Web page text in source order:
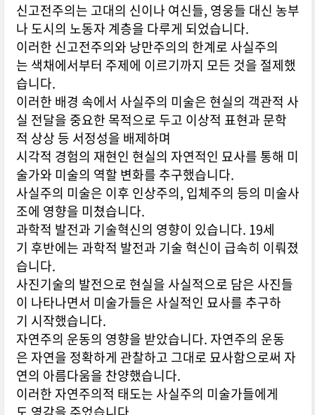
신고전주의는 고대의 신이나 여신들, 영웅들 대신 농부
나 도시의 노동자 계층을 다루게 되었습니다.
이러한 신고전주의와 낭만주의의 한계로 사실주의
는 색채에서부터 주제에 이르기까지 모든 것을 절제했
습니다.
이러한 배경 속에서 사실주의 미술은 현실의 객관적 사
실 전달을 중요한 목적으로 두고 이상적 표현과 문학
적 상상 등 서정성을 배제하며
시각적 경험의 재현인 현실의 자연적인 묘사를 통해 미
술가와 미술의 역할 변화를 추구했습니다.
사실주의 미술은 이후 인상주의, 입체주의 등의 미술사
조에 영향을 미쳤습니다.
과학적 발전과 기술혁신의 영향이 있습니다. 19세
기 후반에는 과학적 발전과 기술 혁신이 급속히 이뤄졌
습니다.
사진기술의 발전으로 현실을 사실적으로 담은 사진들
이 나타나면서 미술가들은 사실적인 묘사를 추구하
기 시작했습니다.
자연주의 운동의 영향을 받았습니다. 자연주의 운동
은 자연을 정확하게 관찰하고 그대로 묘사함으로써 자
연의 아름다움을 찬양했습니다.
이러한 자연주의적 태도는 사실주의 미술가들에게